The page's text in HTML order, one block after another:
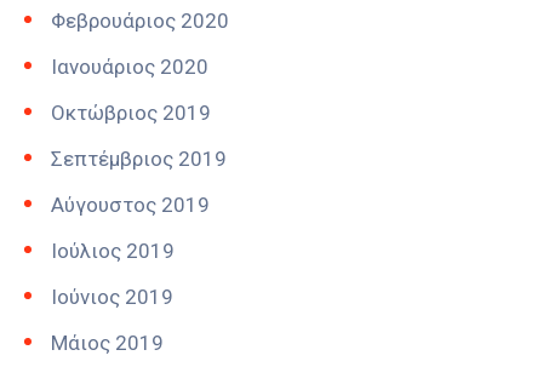
Φεβρουάριος 2020
Ιανουάριος 2020
Οκτώβριος 2019
Σεπτέμβριος 2019
Αύγουστος 2019
Ιούλιος 2019
Ιούνιος 2019
Μάιος 2019